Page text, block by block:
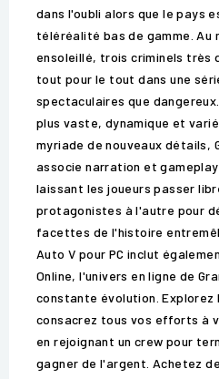
dans l'oubli alors que le pays
téléréalité bas de gamme. Au
ensoleillé, trois criminels très
tout pour le tout dans une
spectaculaires que
plus vaste, dynamique et
myriade de nouveaux détails,
associe narration et
laissant les joueurs passer
protagonistes à l'autre pour
facettes de l'histoire
Auto V pour PC inclut
Online, l'univers en ligne de
constante évolution. Explorez
consacrez tous vos efforts à
en rejoignant un crew pour
gagner de l'argent. Achetez